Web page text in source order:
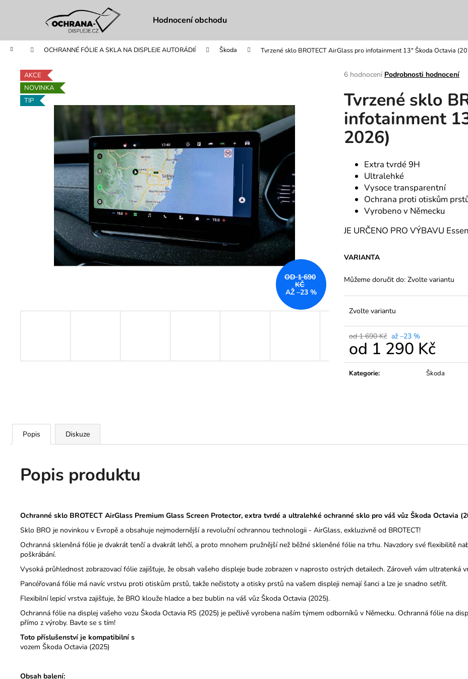
Hodnocení obchodu
Domů OCHRANNÉ FÓLIE A SKLA NA DISPLEJE AUTORÁDIÍ Škoda Tvrzené sklo BROTECT AirGlass pro infotainment 13" Škoda Octavia
Průměrné
produktu
je
5,0
z
5
hvězdiček.
6 hodnocení Podrobnosti hodnocení
Tvrzené sklo
infotainment
2026)
Extra tvrdé 9H
Ultralehké
Vysoce transparentní
Ochrana proti otiskům
Vyrobeno v Německu
JE URČENO PRO VÝBAVU
VARIANTA
Můžeme doručit do: Zvolte variantu
Zvolte variantu
od 1 690 Kč až –23 %
od 1 290 Kč
Měrná
cena:
Kategorie: Škoda
AKCE
NOVINKA
TIP
OD 1 690
KČ
AŽ –23 %
Popis Diskuze
Popis produktu
Ochranné sklo BROTECT AirGlass Premium Glass Screen Protector, extra tvrdé a ultralehké ochranné sklo pro váš vůz Škoda Octavia
Sklo BRO je novinkou v Evropě a obsahuje nejmodernější a revoluční ochrannou technologii - AirGlass, exkluzivně od BROTECT!
Ochranná skleněná fólie je dvakrát tenčí a dvakrát lehčí, a proto mnohem pružnější než běžné skleněné fólie na trhu. Navzdory své flexibilitě
poškrábání.
Vysoká průhlednost zobrazovací fólie zajišťuje, že obsah vašeho displeje bude zobrazen v naprosto ostrých detailech. Zároveň vám
Pancéřovaná fólie má navíc vrstvu proti otiskům prstů, takže nečistoty a otisky prstů na vašem displeji nemají šanci a lze je snadno setřít.
Flexibilní lepicí vrstva zajišťuje, že BRO klouže hladce a bez bublin na váš vůz Škoda Octavia (2025).
Ochranná fólie na displej vašeho vozu Škoda Octavia RS (2025) je pečlivě vyrobena naším týmem odborníků v Německu. Ochranná fólie na
přímo z výroby. Bavte se s tím!
Toto příslušenství je kompatibilní s
vozem Škoda Octavia (2025)
Obsah balení:
í
Zpět
do
obchodu
Zpět
do
obchodu
Co potřebujete najít?
HLEDAT
Doporučujeme
TVRZENÉ SKLO PRO INFOTAINMENT
SYSTEM ŠKODA BOLERO KODIAQ
2017-2023 8"
690 Kč
Původně:1 190 Kč
TVRZENÉ SKLO BROTECT AIRGLASS
PRO INFOTAINMENT ŠKODA
COLUMBUS KAROQ 2017-2023 9,2"
690 Kč
Původně:1 190 Kč
TVRZENÉ SKLO
PRO